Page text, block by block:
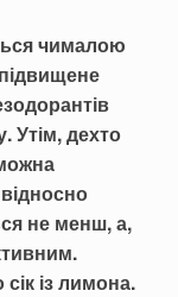
чималою
Утім, дехто
не менш, а,
із лимона.